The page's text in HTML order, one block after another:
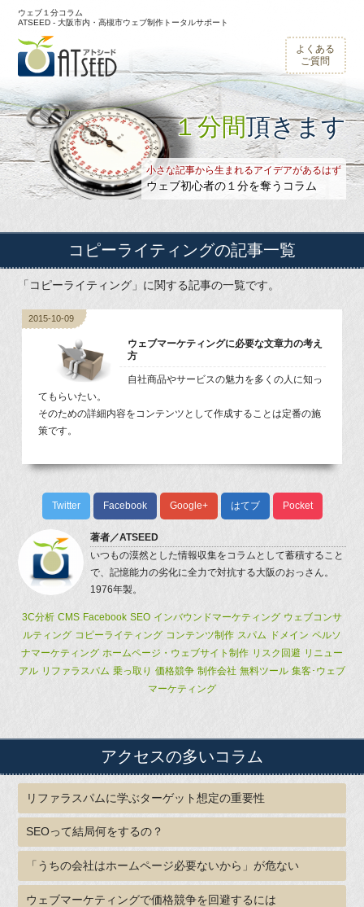
ウェブ１分コラム
ATSEED - 大阪市内・高槻市ウェブ制作トータルサポート
よくある
ご質問
１分間頂きます
小さな記事から生まれるアイデアがあるはず
ウェブ初心者の１分を奪うコラム
コピーライティングの記事一覧
「コピーライティング」に関する記事の一覧です。
ウェブマーケティングに必要な文章力の考え
方
自社商品やサービスの魅力を多くの人に知っ
てもらいたい。
そのための詳細内容をコンテンツとして作成することは定番の施
策です。
2015-10-09
Twitter Facebook Google+ はてブ Pocket
著者／ATSEED
いつもの漠然とした情報収集をコラムとして蓄積すること
で、記憶能力の劣化に全力で対抗する大阪のおっさん。
1976年製。
3C分析 CMS Facebook SEO インバウンドマーケティング ウェブコンサ
ルティング コピーライティング コンテンツ制作 スパム ドメイン ペルソ
ナマーケティング ホームページ・ウェブサイト制作 リスク回避 リニュー
アル リファラスパム 乗っ取り 価格競争 制作会社 無料ツール 集客･ウェブ
マーケティング
アクセスの多いコラム
リファラスパムに学ぶターゲット想定の重要性
SEOって結局何をするの？
「うちの会社はホームページ必要ないから」が危ない
ウェブマーケティングで価格競争を回避するには